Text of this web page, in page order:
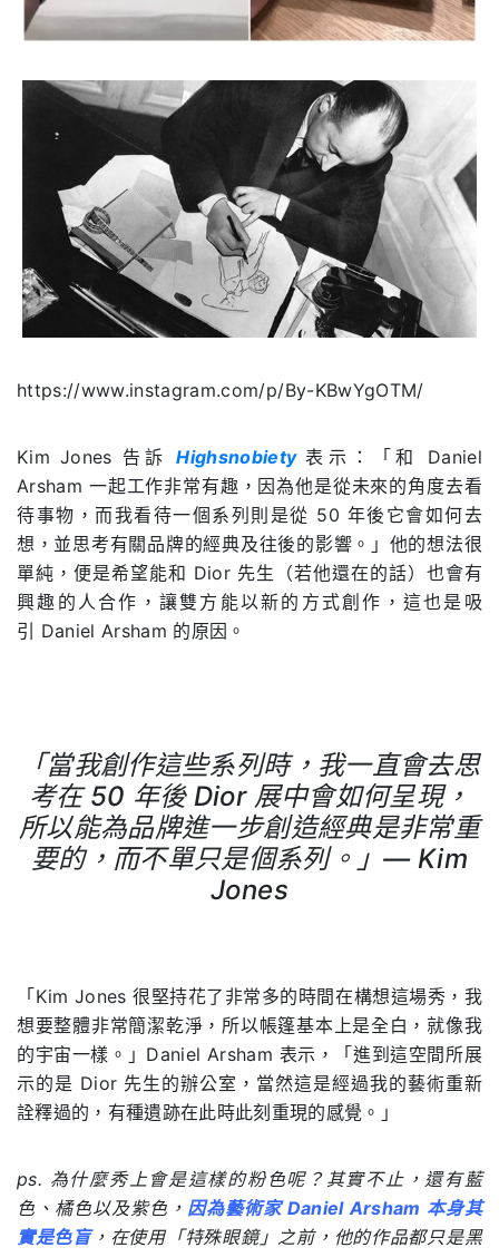
https://www.instagram.com/p/By-KBwYgOTM/
Kim Jones 告訴 Highsnobiety表示：「和
Daniel
Arsham 一起工作非常有趣，因為他是從未來的角度去看
待事物，而我看待一個系列則是從 50 年後它會如何去
想，並思考有關品牌的經典及往後的影響。」他的想法很
單純，便是希望能和 Dior 先生（若他還在的話）也會有
興趣的人合作，讓雙方能以新的方式創作，這也是吸
引 Daniel Arsham 的原因。
「當我創作這些系列時，我一直會去思
考在 50 年後 Dior 展中會如何呈現，
所以能為品牌進一步創造經典是非常重
要的，而不單只是個系列。」— Kim
Jones
「Kim Jones很堅持花了非常多的時間在構想這場秀，我
想要整體非常簡潔乾淨，所以帳篷基本上是全白，就像我
的宇宙一樣。」 Daniel Arsham 表示，「進到這空間所展
示的是 Dior 先生的辦公室，當然這是經過我的藝術重新
詮釋過的，有種遺跡在此時此刻重現的感覺。」
ps. 為什麼秀上會是這樣的粉色呢？其實不止，還有藍
色、橘色以及紫色， 因為藝術家Daniel Arsham 本身其
實是色盲，在使用「特殊眼鏡」之前，他的作品都只是黑